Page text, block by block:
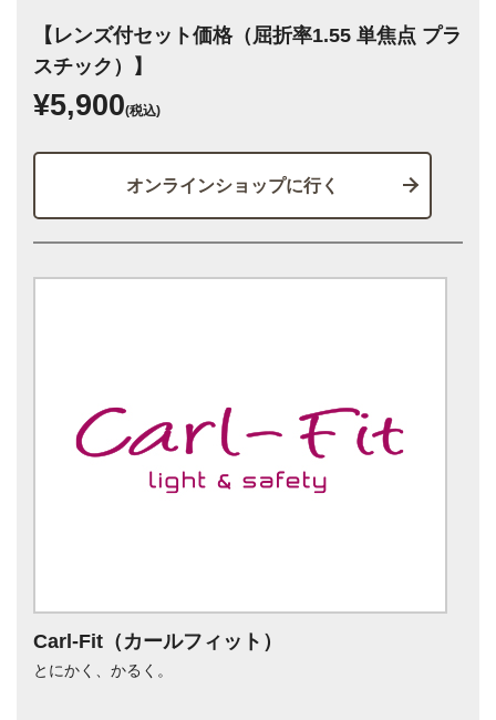
【レンズ付セット価格（屈折率1.55 単焦点 プラ
スチック）】
¥5,900(税込)
オンラインショップに行く
Carl-Fit（カールフィット）
とにかく、かるく。